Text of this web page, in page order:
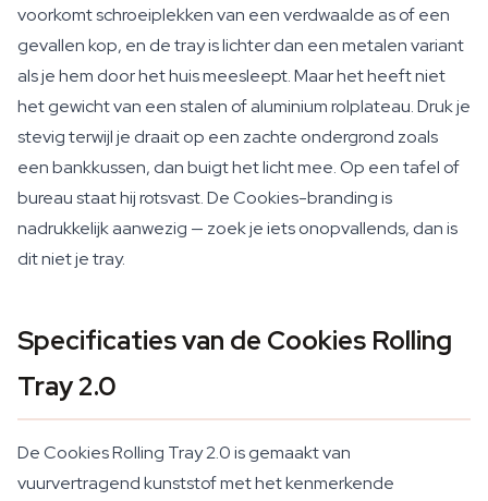
voorkomt schroeiplekken van een verdwaalde as of een
gevallen kop, en de tray is lichter dan een metalen variant
als je hem door het huis meesleept. Maar het heeft niet
het gewicht van een stalen of aluminium rolplateau. Druk je
stevig terwijl je draait op een zachte ondergrond zoals
een bankkussen, dan buigt het licht mee. Op een tafel of
bureau staat hij rotsvast. De Cookies-branding is
nadrukkelijk aanwezig — zoek je iets onopvallends, dan is
dit niet je tray.
Specificaties van de Cookies Rolling
Tray 2.0
De Cookies Rolling Tray 2.0 is gemaakt van
vuurvertragend kunststof met het kenmerkende